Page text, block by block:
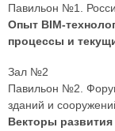
Павильон №1.
Опыт BIM-
процессы и
Зал №2
Павильон №2.
зданий и
Векторы